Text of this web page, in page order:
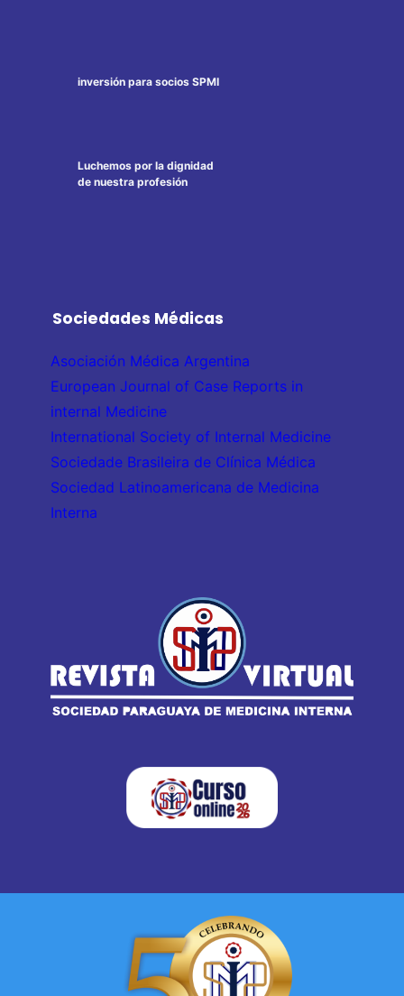
inversión para socios SPMI
Luchemos por la dignidad
de nuestra profesión
Sociedades Médicas
Asociación Médica Argentina
European Journal of Case Reports in
internal Medicine
International Society of Internal Medicine
Sociedade Brasileira de Clínica Médica
Sociedad Latinoamericana de Medicina
Interna